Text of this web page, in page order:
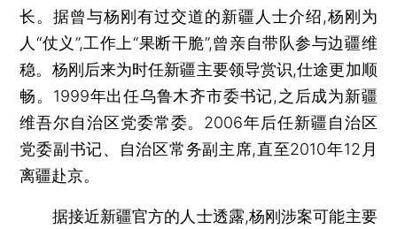
长。据曾与杨刚有过交道的新疆人士介绍,杨刚为
人“仗义”,工作上“果断干脆”,曾亲自带队参与边疆维
稳。杨刚后来为时任新疆主要领导赏识,仕途更加顺
畅。1999年出任乌鲁木齐市委书记,之后成为新疆
维吾尔自治区党委常委。2006年后任新疆自治区
党委副书记、自治区常务副主席,直至2010年12月
离疆赴京。
据接近新疆官方的人士透露,杨刚涉案可能主要